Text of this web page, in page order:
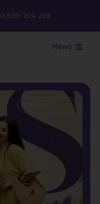
0 800 204 205
Меню
discount